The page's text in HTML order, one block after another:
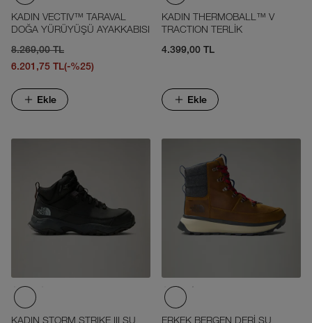
KADIN VECTIV™ TARAVAL
DOĞA YÜRÜYÜŞÜ AYAKKABISI
8.269,00 TL
6.201,75 TL(-%25)
Ekle
KADIN THERMOBALL™ V
TRACTION TERLİK
4.399,00 TL
Ekle
KADIN STORM STRIKE III SU
ERKEK BERGEN DERİ SU